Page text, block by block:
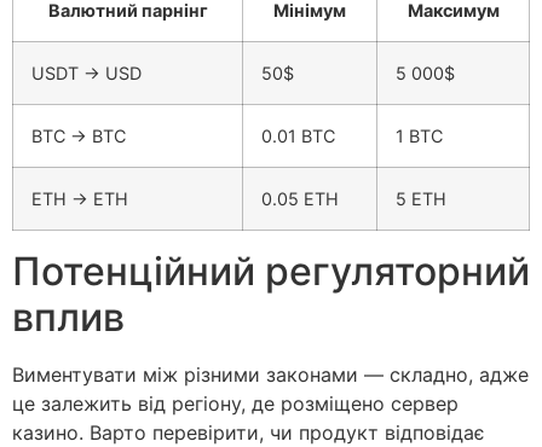
Валютний парнінг Мінімум Максимум
USDT → USD 50$ 5 000$
BTC → BTC 0.01 BTC 1 BTC
ETH → ETH 0.05 ETH 5 ETH
Потенційний регуляторний
вплив
Виментувати між різними законами — складно, адже
це залежить від регіону, де розміщено сервер
казино. Варто перевірити, чи продукт відповідає